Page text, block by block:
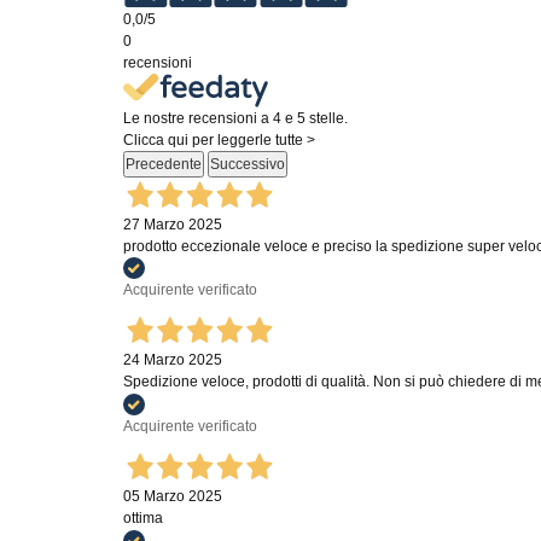
0,0/5
0
recensioni
Le nostre recensioni a 4 e 5 stelle.
Clicca qui per leggerle tutte >
Precedente Successivo
27 Marzo 2025
prodotto eccezionale veloce e preciso la spedizione super
Acquirente verificato
24 Marzo 2025
Spedizione veloce, prodotti di qualità. Non si può chiedere di
Acquirente verificato
05 Marzo 2025
ottima